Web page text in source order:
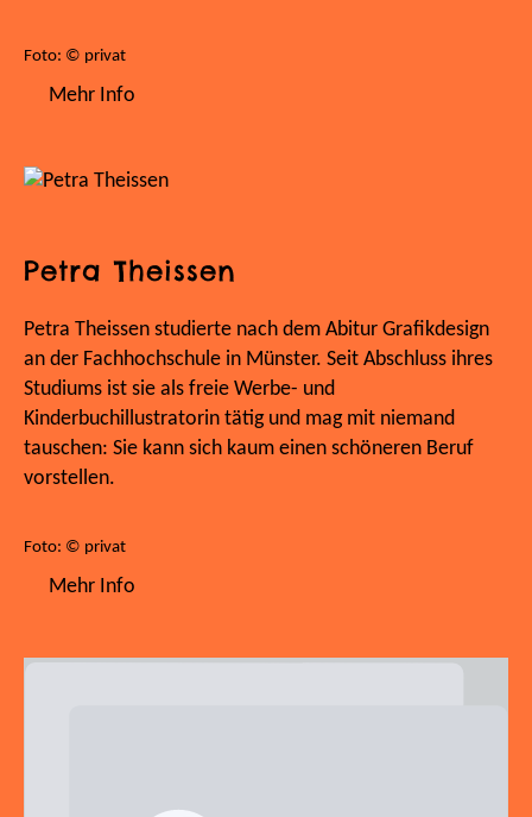
Foto: © privat
Mehr Info
Petra Theissen
Petra Theissen studierte nach dem Abitur Grafikdesign
an der Fachhochschule in Münster. Seit Abschluss ihres
Studiums ist sie als freie Werbe- und
Kinderbuchillustratorin tätig und mag mit niemand
tauschen: Sie kann sich kaum einen schöneren Beruf
vorstellen.
Foto: © privat
Mehr Info